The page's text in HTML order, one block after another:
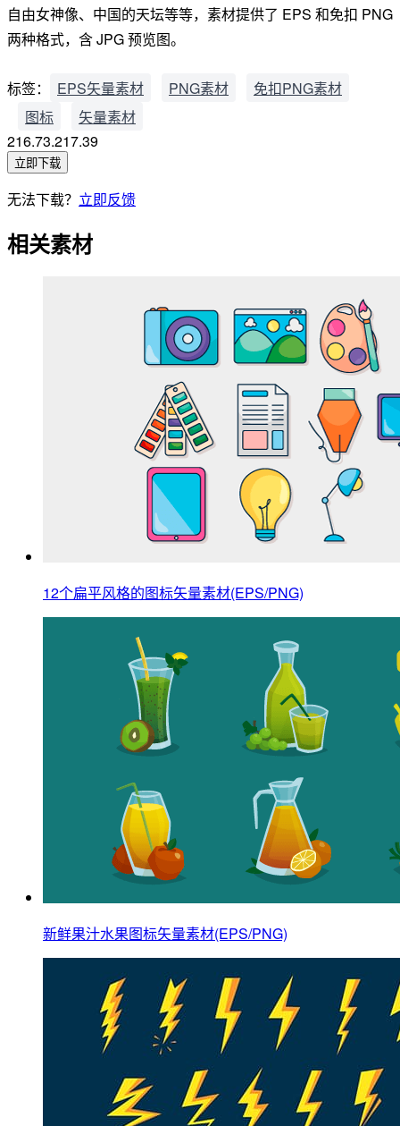
自由女神像、中国的天坛等等，素材提供了 EPS 和免扣 PNG
两种格式，含 JPG 预览图。
标签： EPS矢量素材 PNG素材
免扣PNG素材
图标
矢量素材
216.73.217.39
立即下载
无法下载？ 立即反馈
相关素材
12个扁平风格的图标矢量素材(EPS/PNG)
新鲜果汁水果图标矢量素材(EPS/PNG)